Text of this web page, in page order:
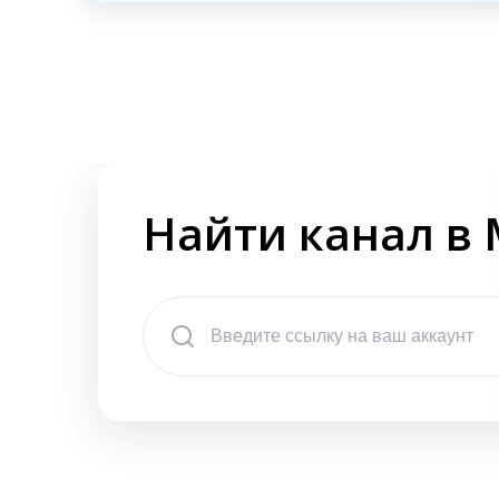
Найти канал в